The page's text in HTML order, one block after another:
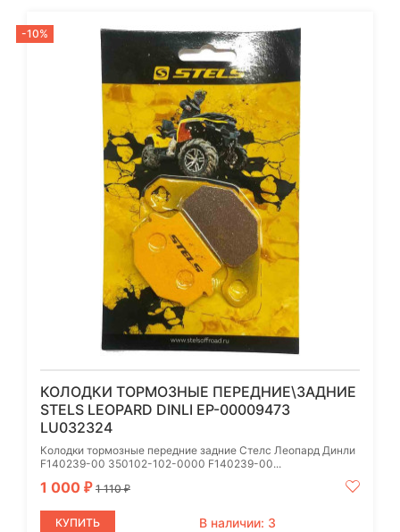
-10%
КОЛОДКИ ТОРМОЗНЫЕ ПЕРЕДНИЕ\ЗАДНИЕ
STELS LEOPARD DINLI EP-00009473
LU032324
Колодки тормозные передние задние Стелс Леопард Динли
F140239-00 350102-102-0000 F140239-00...
1 000 ₽ 1 110₽
КУПИТЬ В наличии: 3